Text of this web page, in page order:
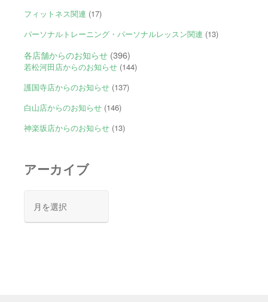
フィットネス関連 (17)
パーソナルトレーニング・パーソナルレッスン関連 (13)
各店舗からのお知らせ(396)
若松河田店からのお知らせ(144)
護国寺店からのお知らせ(137)
白山店からのお知らせ(146)
神楽坂店からのお知らせ(13)
アーカイブ
カ